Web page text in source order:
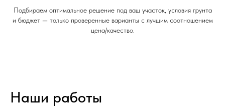
Подбираем оптимальное решение под ваш участок, условия грунта
и бюджет — только проверенные варианты с лучшим соотношением
цена/качество.
Наши работы